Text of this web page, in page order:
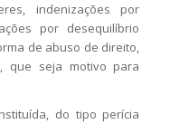
indenizações por
por desequilíbrio
de abuso de direito,
que seja motivo para
do tipo perícia